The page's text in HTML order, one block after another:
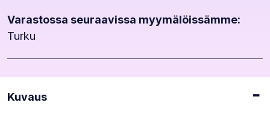
Varastossa seuraavissa myymälöissämme:
Turku
Kuvaus